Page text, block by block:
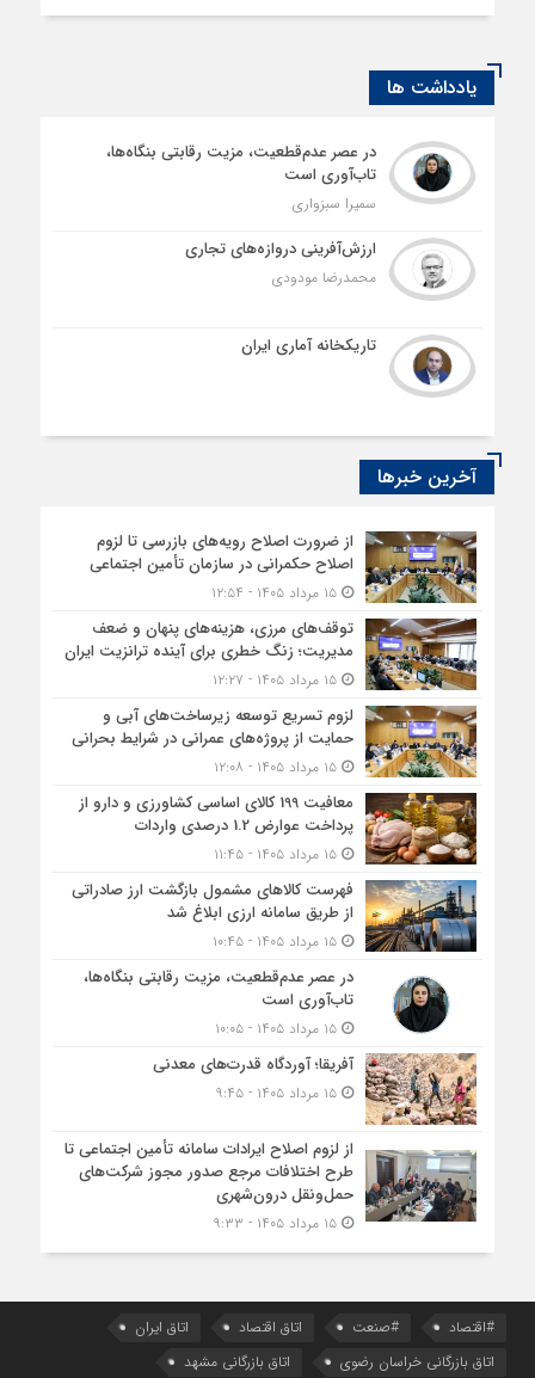
یادداشت ها
در عصر عدم‌قطعیت، مزیت رقابتی بنگاه‌ها،
تاب‌آوری است
سمیرا سبزواری
ارزش‌آفرینی دروازه‌های تجاری
محمدرضا مودودی
تاریکخانه آماری ایران
آخرین خبرها
از ضرورت اصلاح رویه‌های بازرسی تا لزوم
اصلاح حکمرانی در سازمان تأمین اجتماعی
۱۵ مرداد ۱۴۰۵ - ۱۲:۵۴
توقف‌های مرزی، هزینه‌های پنهان و ضعف
مدیریت؛ زنگ خطری برای آینده ترانزیت ایران
۱۵ مرداد ۱۴۰۵ - ۱۲:۲۷
لزوم تسریع توسعه زیرساخت‌های آبی و
حمایت از پروژه‌های عمرانی در شرایط بحرانی
۱۵ مرداد ۱۴۰۵ - ۱۲:۰۸
معافیت 199 کالای اساسی کشاورزی و دارو از
پرداخت عوارض 1.2 درصدی واردات
۱۵ مرداد ۱۴۰۵ - ۱۱:۴۵
فهرست کالاهای مشمول بازگشت ارز صادراتی
از طریق سامانه ارزی ابلاغ شد
۱۵ مرداد ۱۴۰۵ - ۱۰:۴۵
در عصر عدم‌قطعیت، مزیت رقابتی بنگاه‌ها،
تاب‌آوری است
۱۵ مرداد ۱۴۰۵ - ۱۰:۰۵
آفریقا؛ آوردگاه قدرت‌های معدنی
۱۵ مرداد ۱۴۰۵ - ۹:۴۵
از لزوم اصلاح ایرادات سامانه تأمین اجتماعی تا
طرح اختلافات مرجع صدور مجوز شرکت‌های
حمل‌ونقل درون‌شهری
۱۵ مرداد ۱۴۰۵ - ۹:۳۳
#اقتصاد #صنعت اتاق اقتصاد
اتاق ایران
اتاق بازرگانی خراسان رضوی
اتاق بازرگانی مشهد